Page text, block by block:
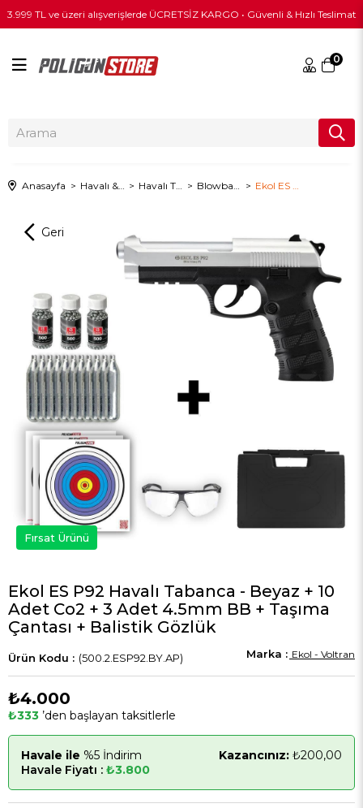
3.999 TL ve üzeri alışverişlerde ÜCRETSİZ KARGO • Güvenli & Hızlı Teslimat
0
Anasayfa
Fırsat Ürünü
Ekol ES P92 Havalı Tabanca - Beyaz + 10
Adet Co2 + 3 Adet 4.5mm BB + Taşıma
Çantası + Balistik Gözlük
(500.2.ESP92.BY.AP) Ekol - Voltran
₺4.000
₺333 ’den başlayan taksitlerle
Havale ile %5 İndirim Kazancınız: ₺200,00
Havale Fiyatı : ₺3.800